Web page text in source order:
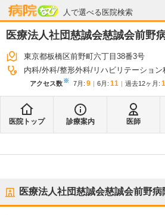
人で選べる医院検索
病院なび
医療法人社団慈誠会慈誠会前野
東京都板橋区前野町六丁目38番3号
内科 外科 整形外科 リハビリテーション
アクセス数※ 7月 : 9 6月 : 11 過去12ヶ月:
医院トップ 診療案内 医師
医療法人社団慈誠会慈誠会前野病